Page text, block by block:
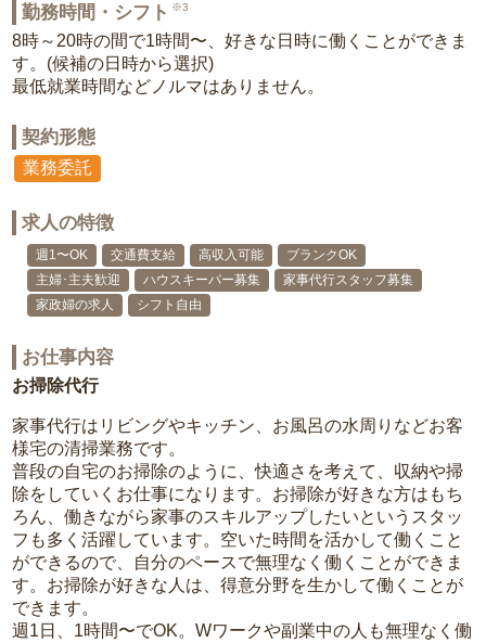
勤務時間・シフト ※3
8時～20時の間で1時間〜、好きな日時に働くことができま
す。(候補の日時から選択)
最低就業時間などノルマはありません。
契約形態
業務委託
求人の特徴
週1〜OK 交通費支給 高収入可能
ブランクOK
主婦･主夫歓迎
ハウスキーパー募集
家事代行スタッフ募集
家政婦の求人
シフト自由
お仕事内容
お掃除代行
家事代行はリビングやキッチン、お風呂の水周りなどお客
様宅の清掃業務です。
普段の自宅のお掃除のように、快適さを考えて、収納や掃
除をしていくお仕事になります。お掃除が好きな方はもち
ろん、働きながら家事のスキルアップしたいというスタッ
フも多く活躍しています。空いた時間を活かして働くこと
ができるので、自分のペースで無理なく働くことができま
す。お掃除が好きな人は、得意分野を生かして働くことが
できます。
週1日、1時間〜でOK。Wワークや副業中の人も無理なく働